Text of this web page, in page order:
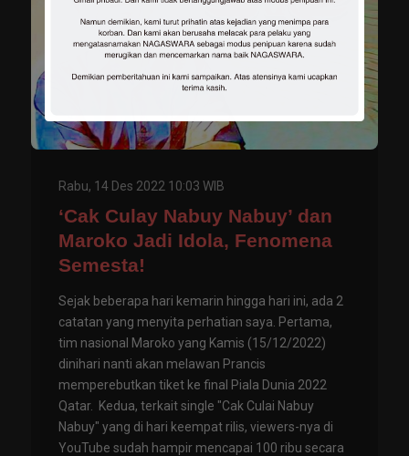
Rabu, 14 Des 2022 10:03 WIB
‘Cak Culay Nabuy Nabuy’ dan
Maroko Jadi Idola, Fenomena
Semesta!
Sejak beberapa hari kemarin hingga hari ini, ada 2
catatan yang menyita perhatian saya. Pertama,
tim nasional Maroko yang Kamis (15/12/2022)
dinihari nanti akan melawan Prancis
memperebutkan tiket ke final Piala Dunia 2022
Qatar. Kedua, terkait single "Cak Culai Nabuy
Nabuy" yang di hari keempat rilis, viewers-nya di
YouTube sudah hampir mencapai 100 ribu secara